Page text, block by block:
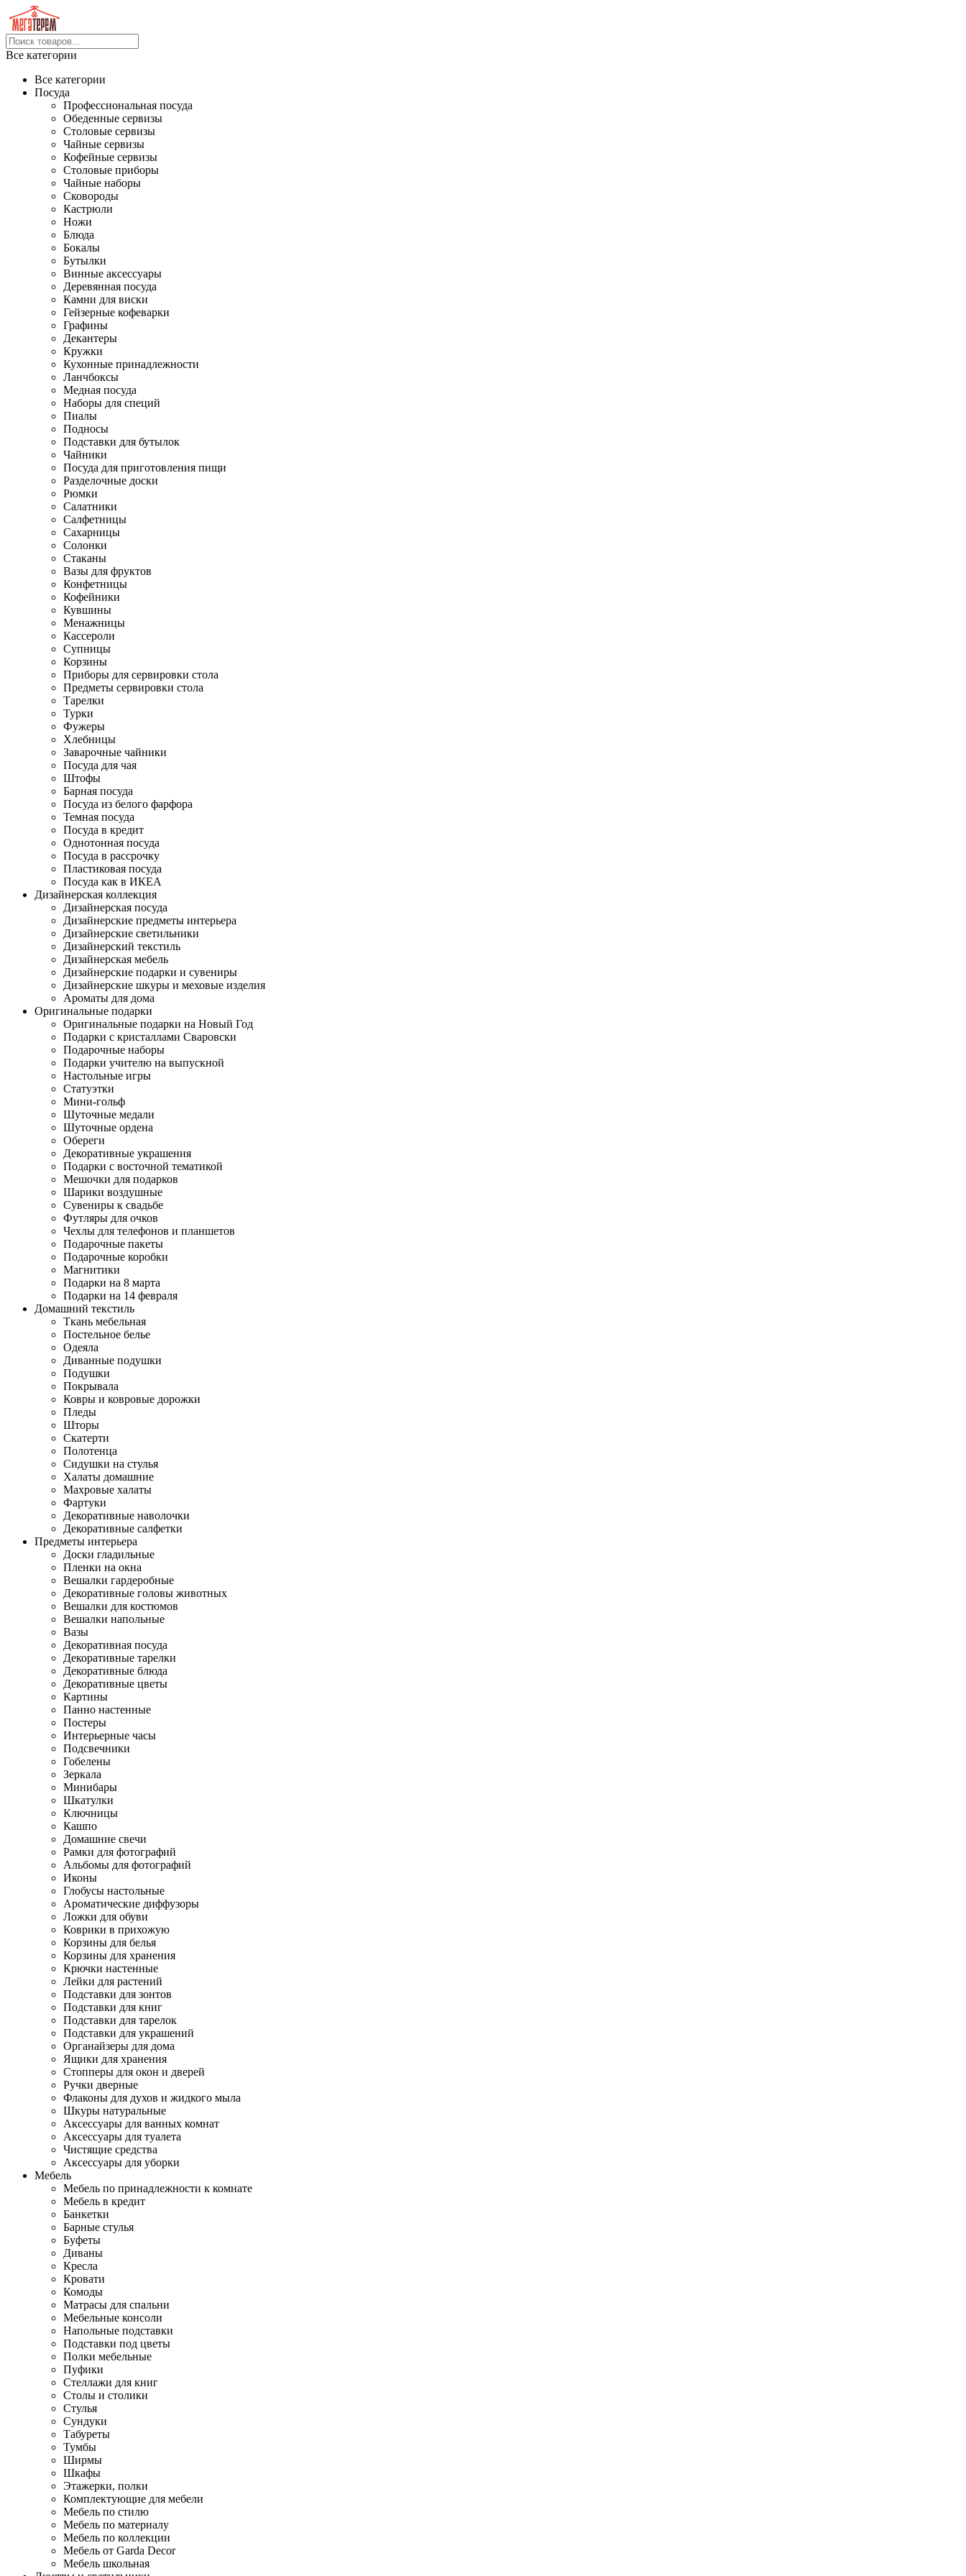
Все категории
Все категории
Посуда
Профессиональная посуда
Обеденные сервизы
Столовые сервизы
Чайные сервизы
Кофейные сервизы
Столовые приборы
Чайные наборы
Сковороды
Кастрюли
Ножи
Блюда
Бокалы
Бутылки
Винные аксессуары
Деревянная посуда
Камни для виски
Гейзерные кофеварки
Графины
Декантеры
Кружки
Кухонные принадлежности
Ланчбоксы
Медная посуда
Наборы для специй
Пиалы
Подносы
Подставки для бутылок
Чайники
Посуда для приготовления пищи
Разделочные доски
Рюмки
Салатники
Салфетницы
Сахарницы
Солонки
Стаканы
Вазы для фруктов
Конфетницы
Кофейники
Кувшины
Менажницы
Кассероли
Супницы
Корзины
Приборы для сервировки стола
Предметы сервировки стола
Тарелки
Турки
Фужеры
Хлебницы
Заварочные чайники
Посуда для чая
Штофы
Барная посуда
Посуда из белого фарфора
Темная посуда
Посуда в кредит
Однотонная посуда
Посуда в рассрочку
Пластиковая посуда
Посуда как в ИКЕА
Дизайнерская коллекция
Дизайнерская посуда
Дизайнерские предметы интерьера
Дизайнерские светильники
Дизайнерский текстиль
Дизайнерская мебель
Дизайнерские подарки и сувениры
Дизайнерские шкуры и меховые изделия
Ароматы для дома
Оригинальные подарки
Оригинальные подарки на Новый Год
Подарки с кристаллами Сваровски
Подарочные наборы
Подарки учителю на выпускной
Настольные игры
Статуэтки
Мини-гольф
Шуточные медали
Шуточные ордена
Обереги
Декоративные украшения
Подарки с восточной тематикой
Мешочки для подарков
Шарики воздушные
Сувениры к свадьбе
Футляры для очков
Чехлы для телефонов и планшетов
Подарочные пакеты
Подарочные коробки
Магнитики
Подарки на 8 марта
Подарки на 14 февраля
Домашний текстиль
Ткань мебельная
Постельное белье
Одеяла
Диванные подушки
Подушки
Покрывала
Ковры и ковровые дорожки
Пледы
Шторы
Скатерти
Полотенца
Сидушки на стулья
Халаты домашние
Махровые халаты
Фартуки
Декоративные наволочки
Декоративные салфетки
Предметы интерьера
Доски гладильные
Пленки на окна
Вешалки гардеробные
Декоративные головы животных
Вешалки для костюмов
Вешалки напольные
Вазы
Декоративная посуда
Декоративные тарелки
Декоративные блюда
Декоративные цветы
Картины
Панно настенные
Постеры
Интерьерные часы
Подсвечники
Гобелены
Зеркала
Минибары
Шкатулки
Ключницы
Кашпо
Домашние свечи
Рамки для фотографий
Альбомы для фотографий
Иконы
Глобусы настольные
Ароматические диффузоры
Ложки для обуви
Коврики в прихожую
Корзины для белья
Корзины для хранения
Крючки настенные
Лейки для растений
Подставки для зонтов
Подставки для книг
Подставки для тарелок
Подставки для украшений
Органайзеры для дома
Ящики для хранения
Стопперы для окон и дверей
Ручки дверные
Флаконы для духов и жидкого мыла
Шкуры натуральные
Аксессуары для ванных комнат
Аксессуары для туалета
Чистящие средства
Аксессуары для уборки
Мебель
Мебель по принадлежности к комнате
Мебель в кредит
Банкетки
Барные стулья
Буфеты
Диваны
Кресла
Кровати
Комоды
Матрасы для спальни
Мебельные консоли
Напольные подставки
Подставки под цветы
Полки мебельные
Пуфики
Стеллажи для книг
Столы и столики
Стулья
Сундуки
Табуреты
Тумбы
Ширмы
Шкафы
Этажерки, полки
Комплектующие для мебели
Мебель по стилю
Мебель по материалу
Мебель по коллекции
Мебель от Garda Decor
Мебель школьная